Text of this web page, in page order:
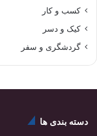
کسب و کار
کیک و دسر
گردشگری و سفر
دسته بندی ها